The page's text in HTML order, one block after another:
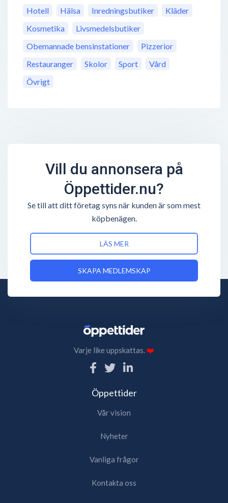
Hotell
Hälsa Inredningsbutiker
Kläder
Kosmetika
Livsmedelsbutiker
Obemannade bensinstationer
Pizzerior
Restauranger
Skolor Sport
Vård
Övrigt
Vill du annonsera på
Öppettider.nu?
Se till att ditt företag syns när kunden är som mest
köpbenägen.
LÄS MER
SKAPA MEDLEMSKAP
Varje like uppskattas.❤️
Öppettider
Vår vision
Nyheter
Vanliga frågor
Kontakta oss